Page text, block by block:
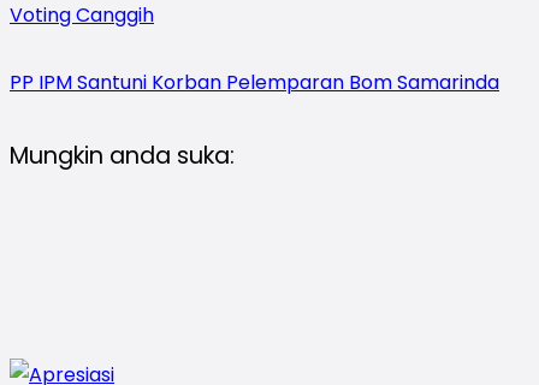
Voting Canggih
PP IPM Santuni Korban Pelemparan Bom Samarinda
Mungkin anda suka: